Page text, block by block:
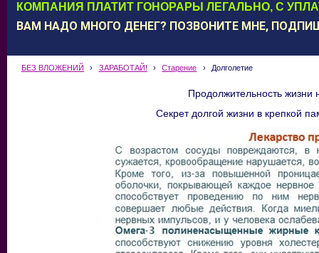
КОМПАНИЯ ПЛАТИТ ГОНОРАРЫ ЛЕГАЛЬНО, С
ВАМ НАДО МНОГО ДЕНЕГ? ПОЗВОНИТЕ МНЕ,
БЕЗ ВЛОЖЕНИЙ › ЗАРАБОТАЙ! › Старение › Долголетие
Продолжительность жизни
Секрет долгой жизни в крепкой